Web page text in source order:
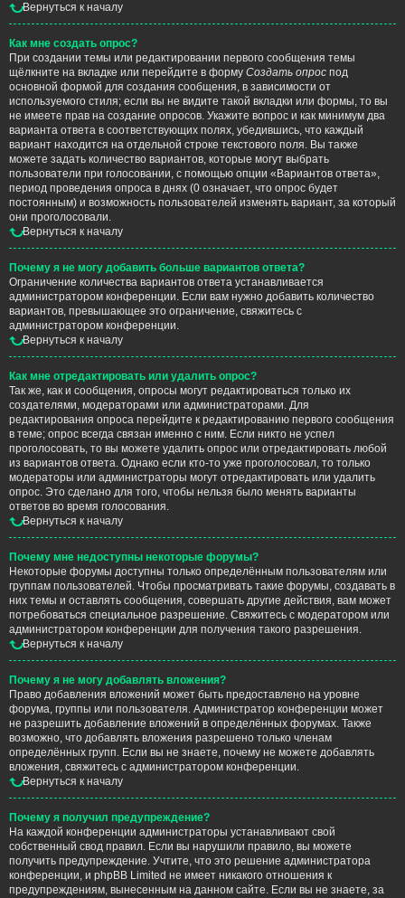
Вернуться к началу
Как мне создать опрос?
При создании темы или редактировании первого сообщения темы
щёлкните на вкладке или перейдите в форму Создать опрос под
основной формой для создания сообщения, в зависимости от
используемого стиля; если вы не видите такой вкладки или формы, то вы
не имеете прав на создание опросов. Укажите вопрос и как минимум два
варианта ответа в соответствующих полях, убедившись, что каждый
вариант находится на отдельной строке текстового поля. Вы также
можете задать количество вариантов, которые могут выбрать
пользователи при голосовании, с помощью опции «Вариантов ответа»,
период проведения опроса в днях (0 означает, что опрос будет
постоянным) и возможность пользователей изменять вариант, за который
они проголосовали.
Вернуться к началу
Почему я не могу добавить больше вариантов ответа?
Ограничение количества вариантов ответа устанавливается
администратором конференции. Если вам нужно добавить количество
вариантов, превышающее это ограничение, свяжитесь с
администратором конференции.
Вернуться к началу
Как мне отредактировать или удалить опрос?
Так же, как и сообщения, опросы могут редактироваться только их
создателями, модераторами или администраторами. Для
редактирования опроса перейдите к редактированию первого сообщения
в теме; опрос всегда связан именно с ним. Если никто не успел
проголосовать, то вы можете удалить опрос или отредактировать любой
из вариантов ответа. Однако если кто-то уже проголосовал, то только
модераторы или администраторы могут отредактировать или удалить
опрос. Это сделано для того, чтобы нельзя было менять варианты
ответов во время голосования.
Вернуться к началу
Почему мне недоступны некоторые форумы?
Некоторые форумы доступны только определённым пользователям или
группам пользователей. Чтобы просматривать такие форумы, создавать в
них темы и оставлять сообщения, совершать другие действия, вам может
потребоваться специальное разрешение. Свяжитесь с модератором или
администратором конференции для получения такого разрешения.
Вернуться к началу
Почему я не могу добавлять вложения?
Право добавления вложений может быть предоставлено на уровне
форума, группы или пользователя. Администратор конференции может
не разрешить добавление вложений в определённых форумах. Также
возможно, что добавлять вложения разрешено только членам
определённых групп. Если вы не знаете, почему не можете добавлять
вложения, свяжитесь с администратором конференции.
Вернуться к началу
Почему я получил предупреждение?
На каждой конференции администраторы устанавливают свой
собственный свод правил. Если вы нарушили правило, вы можете
получить предупреждение. Учтите, что это решение администратора
конференции, и phpBB Limited не имеет никакого отношения к
предупреждениям, вынесенным на данном сайте. Если вы не знаете, за